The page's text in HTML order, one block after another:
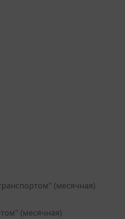
(месячная)
(месячная)